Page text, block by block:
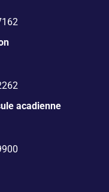
acadienne